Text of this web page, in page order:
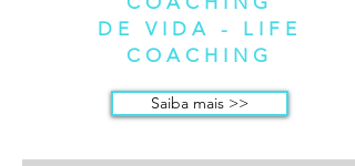
DE VIDA - LIFE
COACHING
Saiba mais >>